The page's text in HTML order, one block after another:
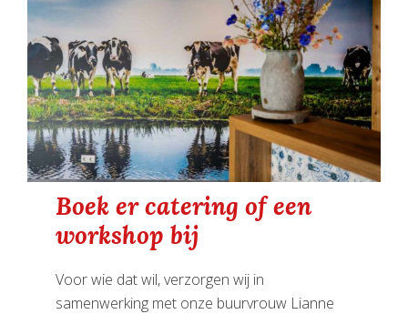
Boek er catering of een
workshop bij
Voor wie dat wil, verzorgen wij in
samenwerking met onze buurvrouw Lianne